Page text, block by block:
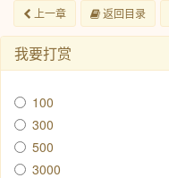
上一章 返回目录
我要打赏
100
300
500
3000